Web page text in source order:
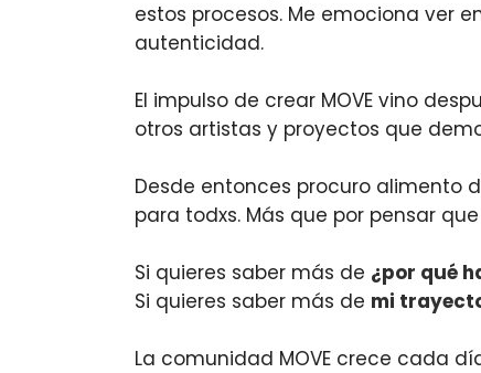
estos procesos. Me emociona ver
autenticidad.
El impulso de crear MOVE vino
otros artistas y proyectos que
Desde entonces procuro alimento
para todxs. Más que por pensar
Si quieres saber más de ¿por qué
Si quieres saber más de mi
La comunidad MOVE crece cada